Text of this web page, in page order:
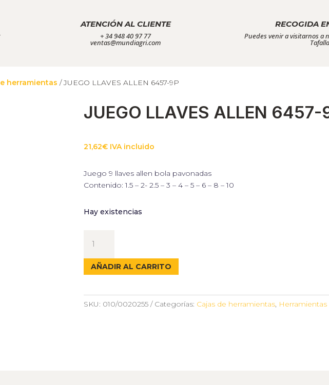
ATENCIÓN AL CLIENTE
+ 34 948 40 97 77
ventas@mundiagri.com
RECOGIDA
Puedes venir a visitarnos a
Tafalla
herramientas / JUEGO LLAVES ALLEN 6457-9P
JUEGO LLAVES ALLEN 6457-
21,62€ IVA incluido
Juego 9 llaves allen bola pavonadas
Contenido: 1.5 – 2- 2.5 – 3 – 4 – 5 – 6 – 8 – 10
Hay existencias
LLAVES
ALLEN
6457-
cantidad
AÑADIR AL CARRITO
SKU: 010/0020255 Categorías: Cajas de herramientas, Herramientas